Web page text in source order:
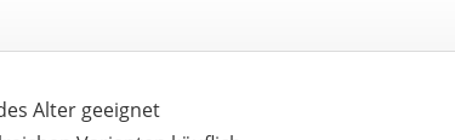
Alter geeignet